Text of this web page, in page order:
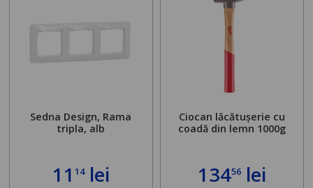
Sedna Design, Rama
tripla, alb
11 14lei
Ciocan lăcătușerie cu
coadă din lemn 1000g
13456 lei